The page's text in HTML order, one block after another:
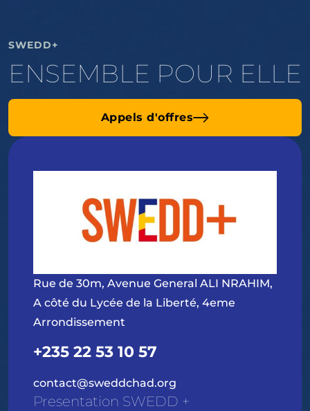
SWEDD+
ENSEMBLE POUR ELLE
Appels d'offres
Rue de 30m, Avenue General ALI NRAHIM,
A côté du Lycée de la Liberté, 4eme
Arrondissement
+235 22 53 10 57
contact@sweddchad.org
Presentation SWEDD +